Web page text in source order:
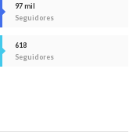
97 mil
Seguidores
618
Seguidores